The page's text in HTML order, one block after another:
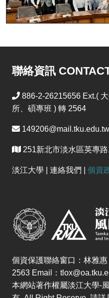
聯絡資訊
886-2-26215656 Ext.(
所、碩專班 ) 轉 2564
149206@mail.tku.edu.tw
251新北市淡水區英專
淡江大學 | 連絡我們 | 個資
個資保護聯絡窗口：林雅
2563 Email：
本網站著作權屬淡江大學-